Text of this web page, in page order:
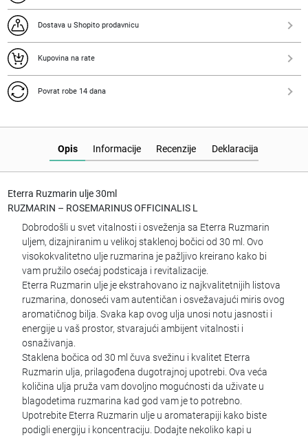
Dostava u Shopito prodavnicu
Kupovina na rate
Povrat robe 14 dana
Opis Deklaracija
Informacije Recenzije
Eterra Ruzmarin ulje 30ml
RUZMARIN – ROSEMARINUS OFFICINALIS L
Dobrodošli u svet vitalnosti i osveženja sa Eterra Ruzmarin
uljem, dizajniranim u velikoj staklenoj bočici od 30 ml. Ovo
visokokvalitetno ulje ruzmarina je pažljivo kreirano kako bi
vam pružilo osećaj podsticaja i revitalizacije.
Eterra Ruzmarin ulje je ekstrahovano iz najkvalitetnijih listova
ruzmarina, donoseći vam autentičan i osvežavajući miris ovog
aromatičnog bilja. Svaka kap ovog ulja unosi notu jasnosti i
energije u vaš prostor, stvarajući ambijent vitalnosti i
osnaživanja.
Staklena bočica od 30 ml čuva svežinu i kvalitet Eterra
Ruzmarin ulja, prilagođena dugotrajnoj upotrebi. Ova veća
količina ulja pruža vam dovoljno mogućnosti da uživate u
blagodetima ruzmarina kad god vam je to potrebno.
Upotrebite Eterra Ruzmarin ulje u aromaterapiji kako biste
podigli energiju i koncentraciju. Dodajte nekoliko kapi u